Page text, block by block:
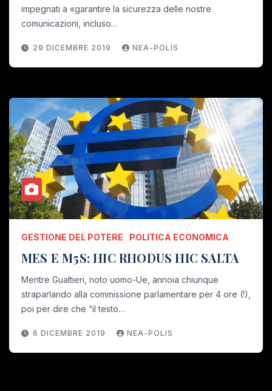
impegnati a «garantire la sicurezza delle nostre
comunicazioni, incluso…
29 DICEMBRE 2019 NEA-POLIS
GESTIONE DEL POTERE POLITICA ECONOMICA
MES E M5S: HIC RHODUS HIC SALTA
Mentre Gualtieri, noto uomo-Ue, annoia chiunque
straparlando alla commissione parlamentare per 4 ore (!),
poi per dire che “il testo…
6 DICEMBRE 2019 NEA-POLIS